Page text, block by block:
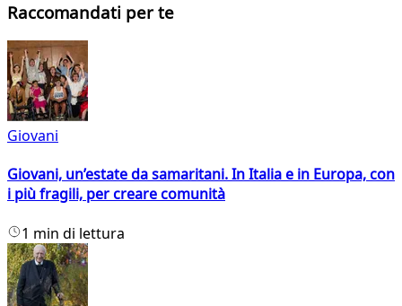
Raccomandati per te
Giovani
Giovani, un’estate da samaritani. In Italia e in Europa, con
i più fragili, per creare comunità
1 min di lettura